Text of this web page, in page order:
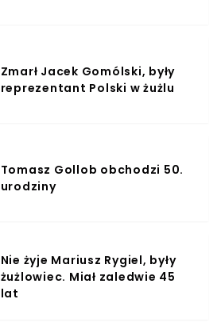
Zmarł Jacek Gomólski, były
reprezentant Polski w żużlu
Tomasz Gollob obchodzi 50.
urodziny
Nie żyje Mariusz Rygiel, były
żużlowiec. Miał zaledwie 45
lat